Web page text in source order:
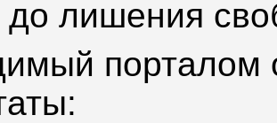
до лишения
порталом